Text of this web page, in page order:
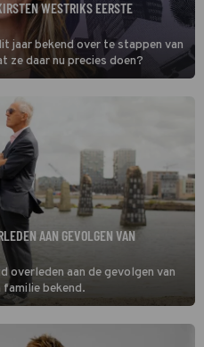
WESTRIKS EERSTE
jaar bekend over te stappen van
ze daar nu precies doen?
AAN GEVOLGEN VAN
overleden aan de gevolgen van
bekend.